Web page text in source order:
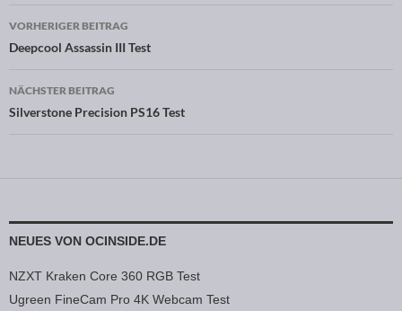
Beitragsnavigation
VORHERIGER BEITRAG
Deepcool Assassin III Test
NÄCHSTER BEITRAG
Silverstone Precision PS16 Test
NEUES VON OCINSIDE.DE
NZXT Kraken Core 360 RGB Test
Ugreen FineCam Pro 4K Webcam Test